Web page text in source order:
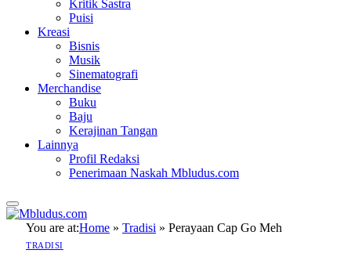
Kritik Sastra
Puisi
Kreasi
Bisnis
Musik
Sinematografi
Merchandise
Buku
Baju
Kerajinan Tangan
Lainnya
Profil Redaksi
Penerimaan Naskah Mbludus.com
You are at:Home » Tradisi » Perayaan Cap Go Meh
TRADISI